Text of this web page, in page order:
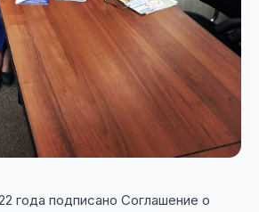
года подписано Соглашение о